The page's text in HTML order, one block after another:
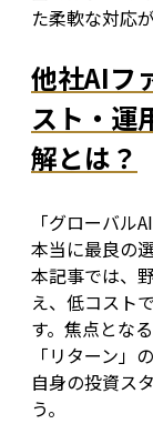
た柔軟な対応
他社AIフ
スト・運
解とは？
「グローバル
本当に最良の
本記事では、
え、低コスト
す。焦点とな
「リターン」
自身の投資ス
う。